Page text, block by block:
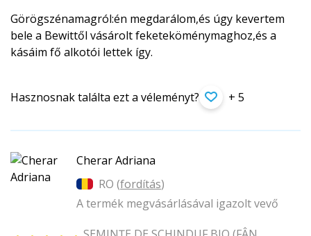
Görögszénamagról:én megdarálom,és úgy kevertem
bele a Bewittől vásárolt feketeköménymag­hoz,és a
kásáim fő alkotói lettek így.
Hasznosnak találta ezt a véleményt? + 5
Cherar Adriana
RO (fordítás)
A termék megvásárlásával igazolt vevő